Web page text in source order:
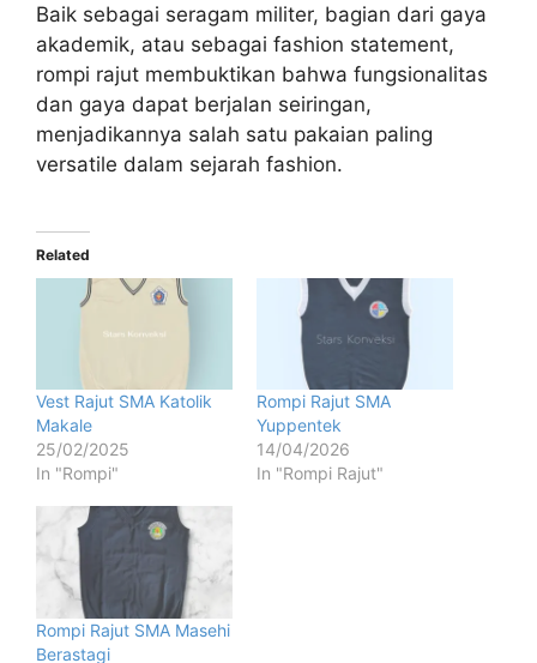
Baik sebagai seragam militer, bagian dari gaya
akademik, atau sebagai fashion statement,
rompi rajut membuktikan bahwa fungsionalitas
dan gaya dapat berjalan seiringan,
menjadikannya salah satu pakaian paling
versatile dalam sejarah fashion.
Related
Vest Rajut SMA Katolik
Makale
25/02/2025
In "Rompi"
Rompi Rajut SMA
Yuppentek
14/04/2026
In "Rompi Rajut"
Rompi Rajut SMA Masehi
Berastagi